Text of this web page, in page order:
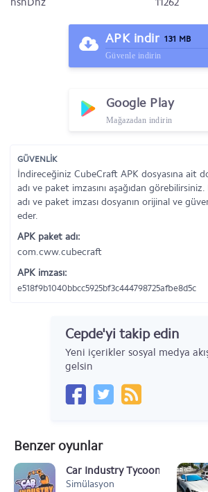
APK indir 131 MB
Güvenle indirin
Google Play
Mağazadan indirin
GÜVENLİK
İndireceğiniz CubeCraft APK dosyasına ait
adı ve paket imzasını aşağıdan
adı ve paket imzası dosyanın orijinal ve
eder.
APK paket adı:
com.cww.cubecraft
APK imzası:
e518f9b1040bbcc5925bf3c444798725afbe8d5c
Cepde'yi takip edin
Yeni içerikler sosyal medya
gelsin
Benzer oyunlar
Car Industry Tycoon - Idle
Simülasyon